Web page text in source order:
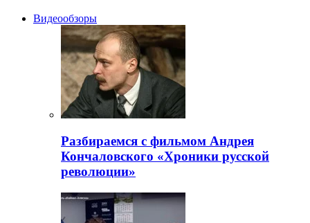
Видеообзоры
Разбираемся с фильмом Андрея
Кончаловского «Хроники русской
революции»